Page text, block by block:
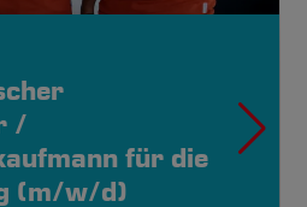
/
für die
(m/w/d)